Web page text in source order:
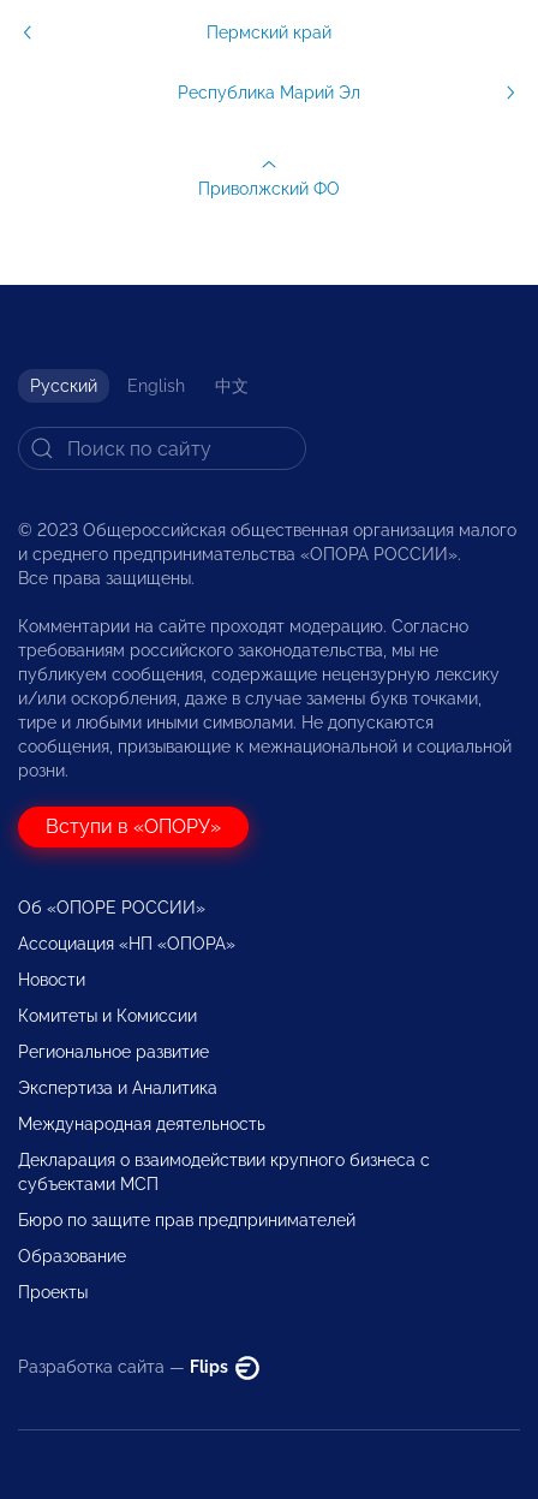
Пермский край
Республика Марий Эл
Приволжский ФО
Русский English 中文
© 2023 Общероссийская общественная организация малого
и среднего предпринимательства «ОПОРА РОССИИ».
Все права защищены.
Комментарии на сайте проходят модерацию. Согласно
требованиям российского законодательства, мы не
публикуем сообщения, содержащие нецензурную лексику
и/или оскорбления, даже в случае замены букв точками,
тире и любыми иными символами. Не допускаются
сообщения, призывающие к межнациональной и социальной
розни.
Вступи в «ОПОРУ»
Об «ОПОРЕ РОССИИ»
Ассоциация «НП «ОПОРА»
Новости
Комитеты и Комиссии
Региональное развитие
Экспертиза и Аналитика
Международная деятельность
Декларация о взаимодействии крупного бизнеса с
субъектами МСП
Бюро по защите прав предпринимателей
Образование
Проекты
Разработка сайта — Flips